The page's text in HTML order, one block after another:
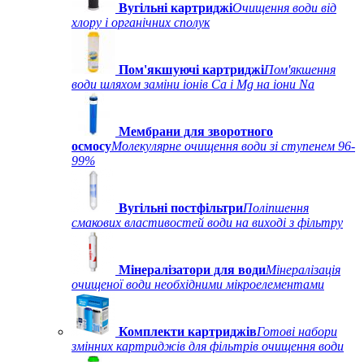
Вугільні картриджіОчищення води від
хлору і органічних сполук
Пом'якшуючі картриджіПом'якшення
води шляхом заміни іонів Ca і Mg на іони Na
Мембрани для зворотного
осмосуМолекулярне очищення води зі ступенем 96-
99%
Вугільні постфільтриПоліпшення
смакових властивостей води на виході з фільтру
Мінералізатори для водиМінералізація
очищеної води необхідними мікроелементами
Комплекти картриджівГотові набори
змінних картриджів для фільтрів очищення води